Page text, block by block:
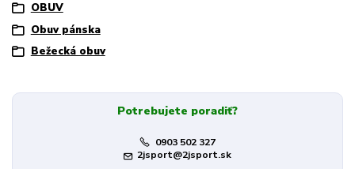
OBUV
Obuv pánska
Bežecká obuv
Potrebujete poradiť?
0903 502 327
2jsport@2jsport.sk